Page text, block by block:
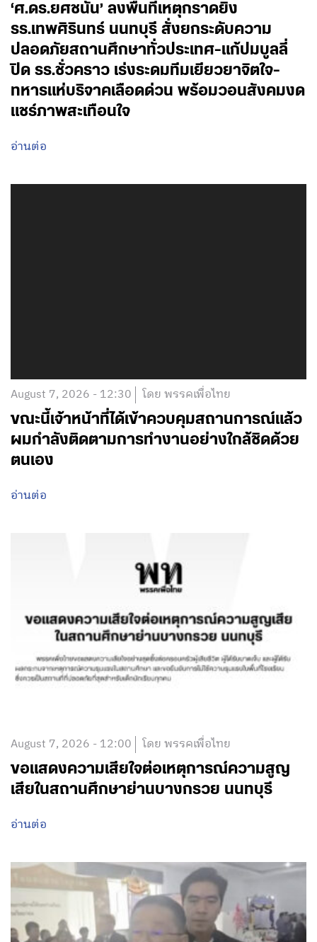
‘ศ.ดร.ยศชนัน’ ลงพื้นที่เหตุกราดยิง
รร.เทพศิรินทร์ นนทบุรี สั่งยกระดับความ
ปลอดภัยสถานศึกษาทั่วประเทศ-แก้ปมบูลลี่
ปิด รร.ชั่วคราว เร่งระดมทีมเยียวยาจิตใจ-
ทหารแห่บริจาคเลือดด่วน พร้อมวอนสังคมงด
แชร์ภาพสะเทือนใจ
อ่านต่อ
August 7, 2026 - 12:30 โดย พรรคเพื่อไทย
ขณะนี้เจ้าหน้าที่ได้เข้าควบคุมสถานการณ์แล้ว
ผมกำลังติดตามการทำงานอย่างใกล้ชิดด้วย
ตนเอง
อ่านต่อ
August 7, 2026 - 12:00 โดย พรรคเพื่อไทย
ขอแสดงความเสียใจต่อเหตุการณ์ความสูญ
เสียในสถานศึกษาย่านบางกรวย นนทบุรี
อ่านต่อ